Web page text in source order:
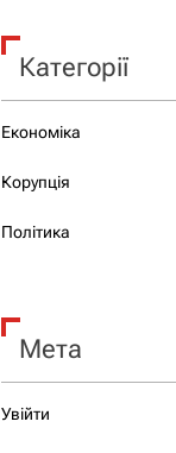
Категорії
Економіка
Корупція
Політика
Мета
Увійти